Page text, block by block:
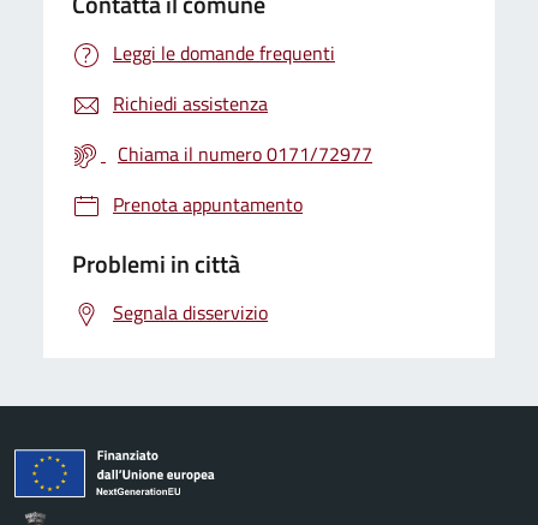
Leggi le domande frequenti
Richiedi assistenza
Chiama il numero 0171/72977
Prenota appuntamento
Problemi in città
Segnala disservizio